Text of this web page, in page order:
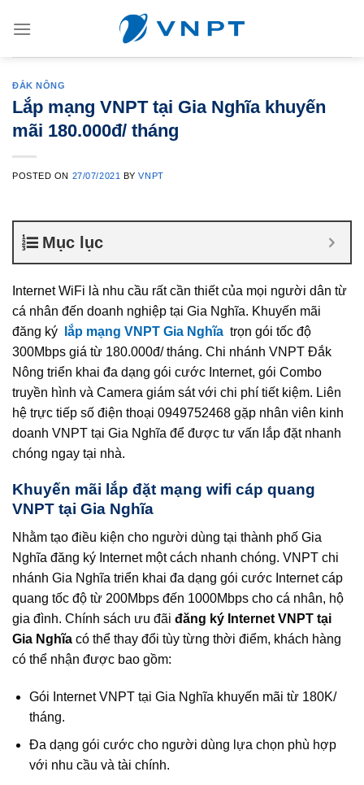
ĐẮK NÔNG
Lắp mạng VNPT tại Gia Nghĩa khuyến
mãi 180.000đ/ tháng
POSTED ON 27/07/2021 BYVNPT
Mục lục
Internet WiFi là nhu cầu rất cần thiết của mọi người dân từ
cá nhân đến doanh nghiệp tại Gia Nghĩa. Khuyến mãi
đăng ký
lắp mạng VNPT Gia Nghĩa trọn gói tốc độ
300Mbps giá từ 180.000đ/ tháng. Chi nhánh VNPT Đắk
Nông triển khai đa dạng gói cước Internet, gói Combo
truyền hình và Camera giám sát với chi phí tiết kiệm. Liên
hệ trực tiếp số điện thoại 0949752468 gặp nhân viên kinh
doanh VNPT tại Gia Nghĩa để được tư vấn lắp đặt nhanh
chóng ngay tại nhà.
Khuyến mãi lắp đặt mạng wifi cáp quang
VNPT tại Gia Nghĩa
Nhằm tạo điều kiện cho người dùng tại thành phố Gia
Nghĩa đăng ký Internet một cách nhanh chóng. VNPT chi
nhánh Gia Nghĩa triển khai đa dạng gói cước Internet cáp
quang tốc độ từ 200Mbps đến 1000Mbps cho cá nhân, hộ
gia đình. Chính sách ưu đãi đăng ký Internet VNPT tại
Gia Nghĩa có thể thay đổi tùy từng thời điểm, khách hàng
có thể nhận được bao gồm:
Gói Internet VNPT tại Gia Nghĩa khuyến mãi từ 180K/
tháng.
Đa dạng gói cước cho người dùng lựa chọn phù hợp
với nhu cầu và tài chính.